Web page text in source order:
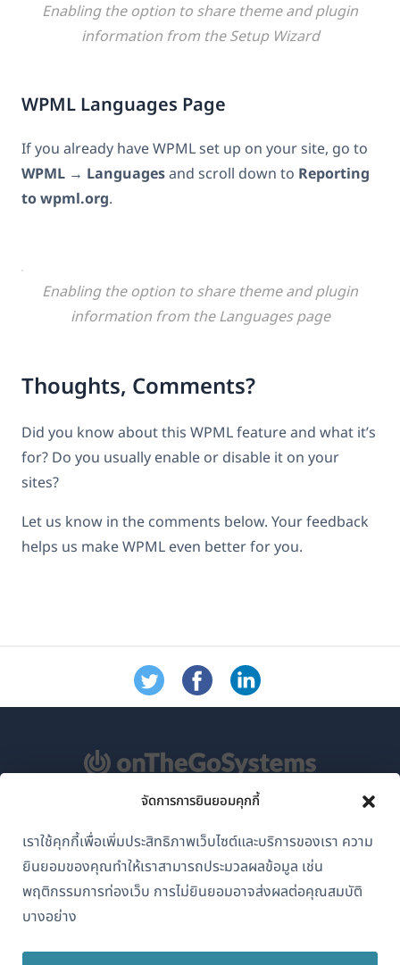
จัดการการยินยอมคุกกี้
เราใช้คุกกี้เพื่อเพิ่มประสิทธิภาพเว็บไซต์และบริการของเรา ความ
ยินยอมของคุณทำให้เราสามารถประมวลผลข้อมูล เช่น
พฤติกรรมการท่องเว็บ การไม่ยินยอมอาจส่งผลต่อคุณสมบัติ
บางอย่าง
Enabling the option to share theme and plugin
information from the Setup Wizard
WPML Languages Page
If you already have WPML set up on your site, go to
WPML → Languagesand scroll down to Reporting
to wpml.org.
Enabling the option to share theme and plugin
information from the Languages page
Thoughts, Comments?
Did you know about this WPML feature and what it’s
for? Do you usually enable or disable it on your
sites?
Let us know in the comments below. Your feedback
helps us make WPML even better for you.
GDPR และนโยบายความเป็นส่วนตัว
เข้าร่วมทีมของเรา(เปิด
ใน
ใน
ใน